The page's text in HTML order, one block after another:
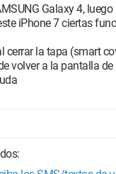
Galaxy 4, luego
iPhone 7 ciertas
cerrar la tapa (smart
volver a la pantalla de